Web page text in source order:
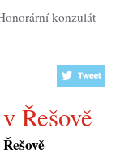
konzulát
Řešově